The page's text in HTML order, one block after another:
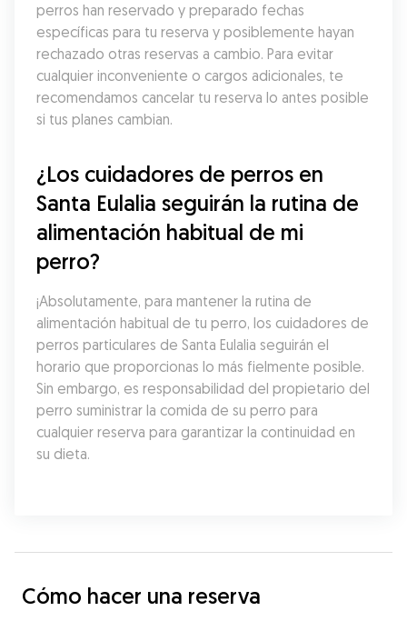
perros han reservado y preparado fechas
específicas para tu reserva y posiblemente hayan
rechazado otras reservas a cambio. Para evitar
cualquier inconveniente o cargos adicionales, te
recomendamos cancelar tu reserva lo antes posible
si tus planes cambian.
¿Los cuidadores de perros en
Santa Eulalia seguirán la rutina de
alimentación habitual de mi
perro?
¡Absolutamente, para mantener la rutina de
alimentación habitual de tu perro, los cuidadores de
perros particulares de Santa Eulalia seguirán el
horario que proporcionas lo más fielmente posible.
Sin embargo, es responsabilidad del propietario del
perro suministrar la comida de su perro para
cualquier reserva para garantizar la continuidad en
su dieta.
Cómo hacer una reserva